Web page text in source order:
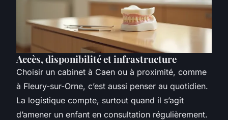
Accès, disponibilité et infrastructure
Choisir un cabinet à Caen ou à proximité, comme
à Fleury-sur-Orne, c’est aussi penser au quotidien.
La logistique compte, surtout quand il s’agit
d’amener un enfant en consultation régulièrement.